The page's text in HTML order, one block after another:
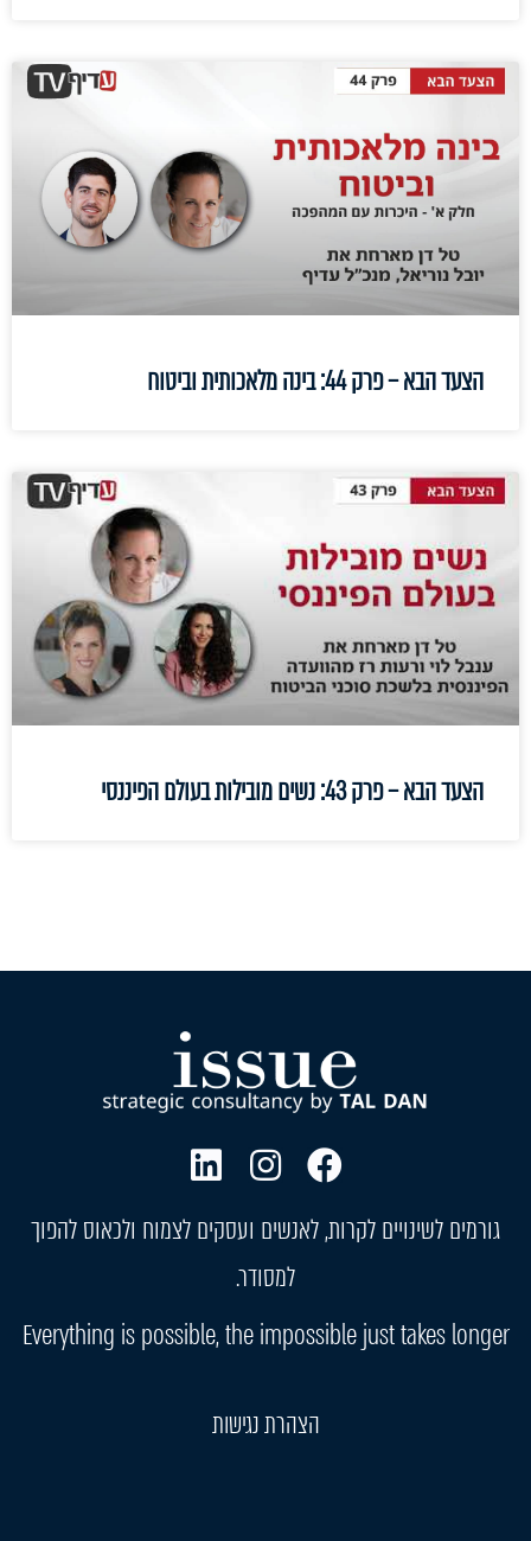
הצעד הבא – פרק 44: בינה מלאכותית וביטוח
הצעד הבא – פרק 43: נשים מובילות בעולם הפיננסי
גורמים לשינויים לקרות, לאנשים ועסקים לצמוח ולכאוס להפוך
למסודר.
Everything is possible, the impossible just takes longer
הצהרת נגישות